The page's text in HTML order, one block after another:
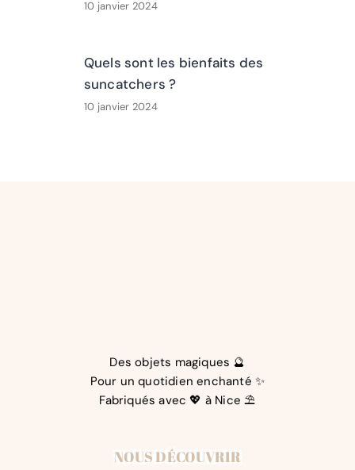
10 janvier 2024
Quels sont les bienfaits des
suncatchers ?
10 janvier 2024
Des objets magiques 🔮
Pour un quotidien enchanté ✨
Fabriqués avec 💖 à Nice ⛱️
NOUS DÉCOUVRIR